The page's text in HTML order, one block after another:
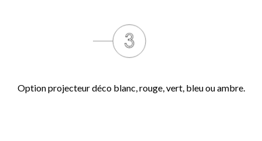
Option projecteur déco blanc, rouge, vert, bleu ou ambre.